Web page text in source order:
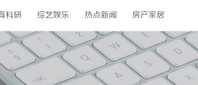
科研 综艺娱乐 热点新闻 房产家居